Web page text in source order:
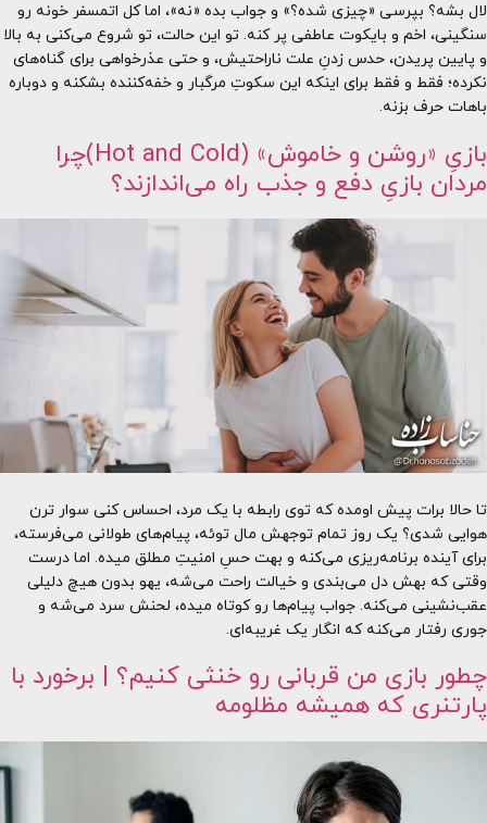
لال بشه؟ بپرسی «چیزی شده؟» و جواب بده «نه»، اما کل اتمسفر خونه رو
سنگینی، اخم و بایکوت عاطفی پر کنه. تو این حالت، تو شروع می‌کنی به بالا
و پایین پریدن، حدس زدنِ علت ناراحتیش، و حتی عذرخواهی برای گناه‌های
نکرده؛ فقط و فقط برای اینکه این سکوتِ مرگبار و خفه‌کننده بشکنه و دوباره
باهات حرف بزنه.
بازیِ «روشن و خاموش» (Hot and Cold)چرا
مردان بازیِ دفع و جذب راه می‌اندازند؟
تا حالا برات پیش اومده که توی رابطه با یک مرد، احساس کنی سوار ترن
هوایی شدی؟ یک روز تمام توجهش مال توئه، پیام‌های طولانی می‌فرسته،
برای آینده برنامه‌ریزی می‌کنه و بهت حسِ امنیتِ مطلق میده. اما درست
وقتی که بهش دل می‌بندی و خیالت راحت می‌شه، یهو بدون هیچ دلیلی
عقب‌نشینی می‌کنه. جواب پیام‌ها رو کوتاه میده، لحنش سرد می‌شه و
جوری رفتار می‌کنه که انگار یک غریبه‌ای.
چطور بازی من قربانی رو خنثی کنیم؟ | برخورد با
پارتنری که همیشه مظلومه